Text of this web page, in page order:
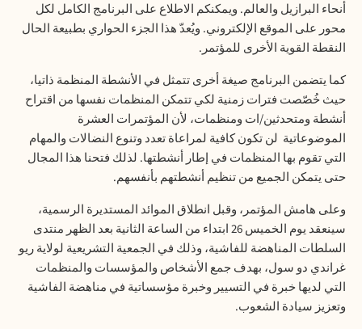
أنحاء البرازيل والعالم. ويمكنكم الاطلاع على البرنامج الكامل لكل
محور على الموقع الإلكتروني. ويُعدّ هذا الجزء الحواري بطبيعة الحال
النقطة القوية الأخرى للمؤتمر.
كما يتضمن البرنامج صيغة أخرى تتمثل في الأنشطة المنظمة ذاتيا،
حيث خُصّصت فترات زمنية لكي تتمكن المنظمات نفسها من اقتراح
أنشطة ومتحدثين/ات ومنظمات، لأن المؤتمرات العشرة
الموضوعاتية لن تكون كافية لمراعاة تعدد وتنوع النضالات والمهام
التي تقوم بها المنظمات في إطار أنشطتها. لذلك فتحنا هذا المجال
حتى يتمكن الجميع من تنظيم أنشطتهم بأنفسهم.
وعلى هامش المؤتمر، وقبل انطلاق الموائد المستديرة الرسمية،
سينعقد يوم الخميس 26 ابتداء من الساعة الثانية بعد الظهر منتدى
السلطات المناهضة للفاشية، وذلك في الجمعية التشريعية لولاية ريو
غراندي دو سول، بهدف جمع الأشخاص والمؤسسات والمنظمات
التي لديها خبرة في التسيير وخبرة مؤسساتية في مناهضة الفاشية
وتعزيز سيادة الشعوب.